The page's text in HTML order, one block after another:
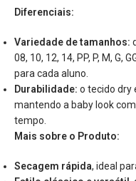
Diferenciais:
Variedade de tamanhos:
08, 10, 12, 14, PP, P, M, G,
para cada aluno.
Durabilidade: o tecido dry
mantendo a baby look
tempo.
Mais sobre o Produto:
Secagem rápida, ideal